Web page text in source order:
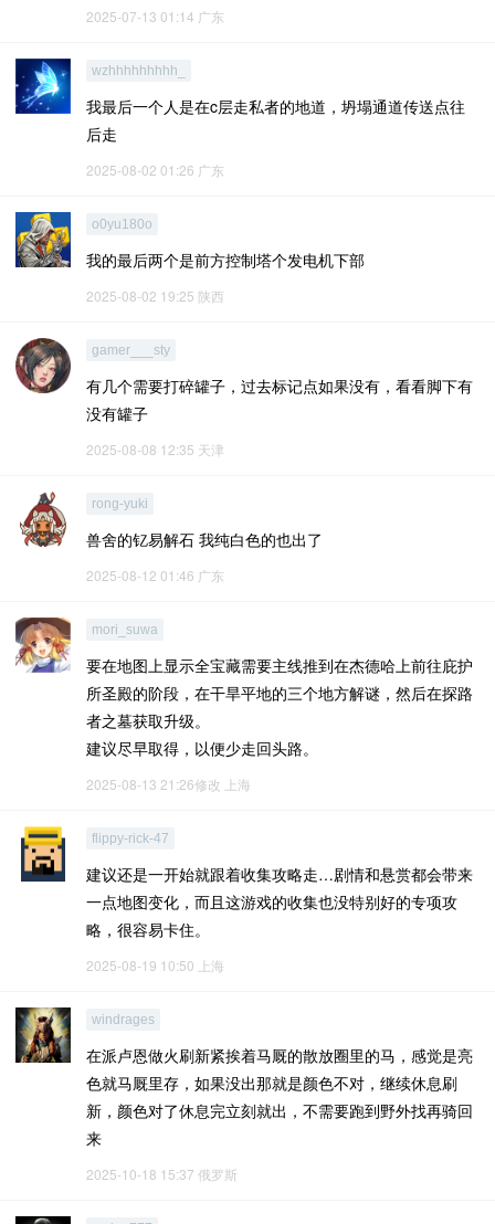
2025-07-13 01:14 广东
wzhhhhhhhhh_
我最后一个人是在c层走私者的地道，坍塌通道传送点往
后走
2025-08-02 01:26 广东
o0yu180o
我的最后两个是前方控制塔个发电机下部
2025-08-02 19:25 陕西
gamer___sty
有几个需要打碎罐子，过去标记点如果没有，看看脚下有
没有罐子
2025-08-08 12:35 天津
rong-yuki
兽舍的钇易解石 我纯白色的也出了
2025-08-12 01:46 广东
mori_suwa
要在地图上显示全宝藏需要主线推到在杰德哈上前往庇护
所圣殿的阶段，在干旱平地的三个地方解谜，然后在探路
者之墓获取升级。
建议尽早取得，以便少走回头路。
2025-08-13 21:26修改 上海
flippy-rick-47
建议还是一开始就跟着收集攻略走…剧情和悬赏都会带来
一点地图变化，而且这游戏的收集也没特别好的专项攻
略，很容易卡住。
2025-08-19 10:50 上海
windrages
在派卢恩做火刷新紧挨着马厩的散放圈里的马，感觉是亮
色就马厩里存，如果没出那就是颜色不对，继续休息刷
新，颜色对了休息完立刻就出，不需要跑到野外找再骑回
来
2025-10-18 15:37 俄罗斯